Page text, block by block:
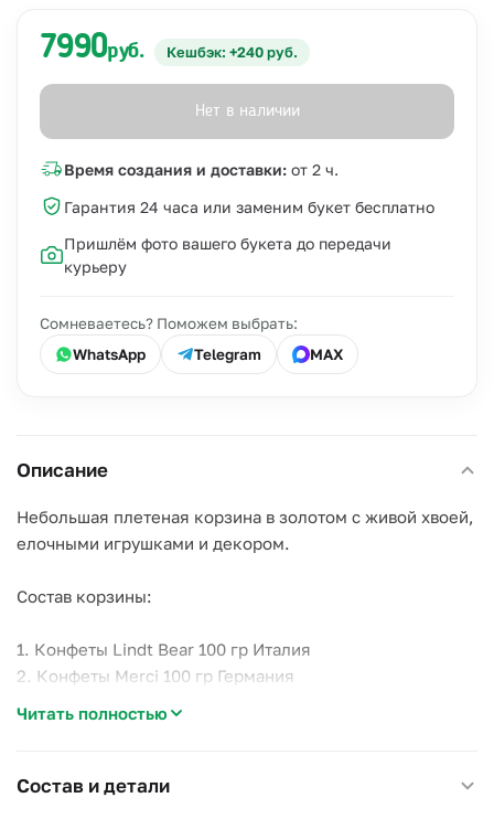
7990руб. Кешбэк: +240 руб.
Нет в наличии
Время создания и доставки: от 2 ч.
Гарантия 24 часа или заменим букет бесплатно
Пришлём фото вашего букета до передачи
курьеру
Сомневаетесь? Поможем выбрать:
WhatsApp
Telegram MAX
Описание
Небольшая плетеная корзина в золотом с живой хвоей,
елочными игрушками и декором.
Состав корзины:
1. Конфеты Lindt Bear 100 гр Италия
2. Конфеты Merci 100 гр Германия
6. Игрушки елочные и декор
Читать полностью
Состав и детали